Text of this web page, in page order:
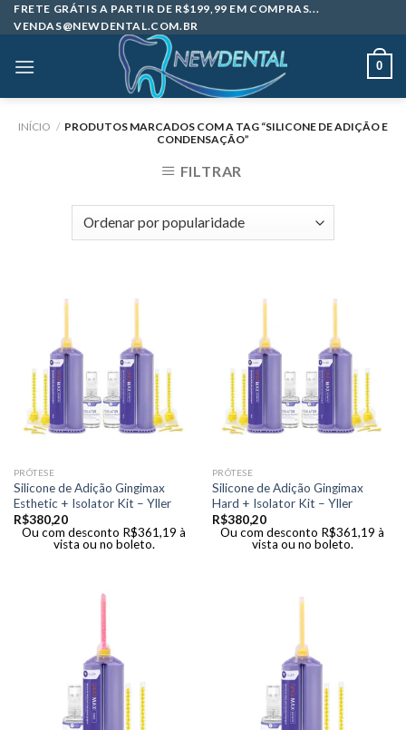
Skip
to
FRETE GRÁTIS A PARTIR DE R$199,99 EM COMPRAS...
VENDAS@NEWDENTAL.COM.BR
0
INÍCIO / PRODUTOS MARCADOS COM A TAG “SILICONE DE ADIÇÃO E
CONDENSAÇÃO”
FILTRAR
PRÓTESE
Silicone de Adição Gingimax
Esthetic + Isolator Kit – Yller
R$380,20
Ou com desconto R$361,19 à
vista ou no boleto.
PRÓTESE
Silicone de Adição Gingimax
Hard + Isolator Kit – Yller
R$380,20
Ou com desconto R$361,19 à
vista ou no boleto.